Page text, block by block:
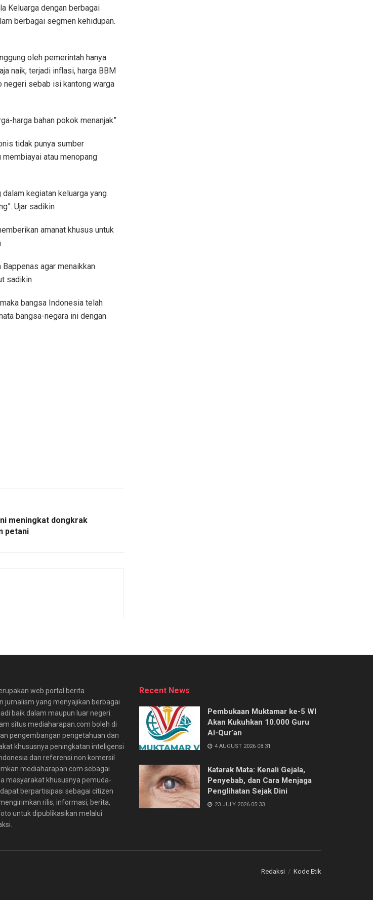
Keluarga dengan berbagai
berbagai segmen kehidupan.
oleh pemerintah hanya
naik, terjadi inflasi, harga BBM
negeri sebab isi kantong warga
harga bahan pokok menanjak”
tidak punya sumber
membiayai atau menopang
kegiatan keluarga yang
Ujar sadikin
amanat khusus untuk
agar menaikkan
sadikin
bangsa Indonesia telah
bangsa-negara ini dengan
meningkat dongkrak
petani
web portal berita
jurnalism yang menyajikan berbagai
baik dalam maupun luar negeri.
situs mediaharapan.com boleh di
pengembangan pengetahuan dan
khususnya peningkatan inteligensi
dan referensi non komersil
mediaharapan.com sebagai
masyarakat khususnya pemuda-
berpartisipasi sebagai citizen
rilis, informasi, berita,
untuk dipublikasikan melalui
Recent News
Pembukaan Muktamar ke-5 WI
Akan Kukuhkan 10.000 Guru
Al-Qur’an
4 AUGUST 2026 08:31
Katarak Mata: Kenali Gejala,
Penyebab, dan Cara Menjaga
Penglihatan Sejak Dini
23 JULY 2026 05:33
Redaksi Kode Etik